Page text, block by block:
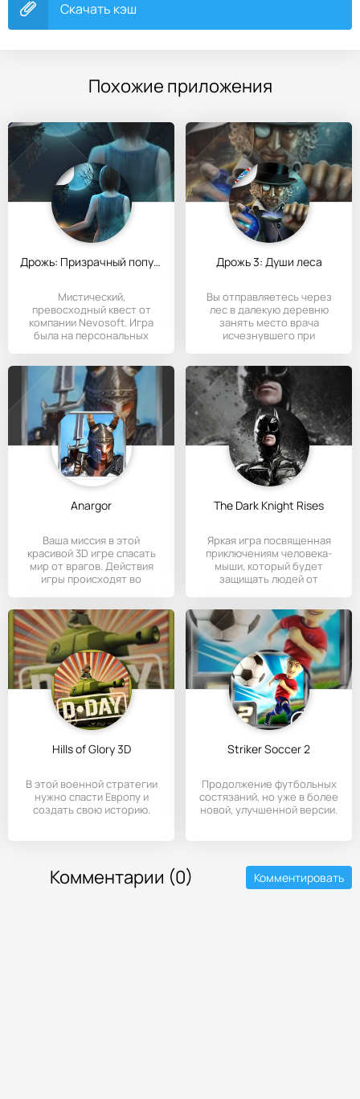
Скачать кэш
Похожие приложения
Дрожь: Призрачный попутчик
Мистический,
превосходный квест от
компании Nevosoft. Игра
была на персональных
Дрожь 3: Души леса
Вы отправляетесь через
лес в далекую деревню
занять место врача
исчезнувшего при
Anargor
Ваша миссия в этой
красивой 3D игре спасать
мир от врагов. Действия
игры происходят во
The Dark Knight Rises
Яркая игра посвященная
приключениям человека-
мыши, который будет
защищать людей от
Hills of Glory 3D
В этой военной стратегии
нужно спасти Европу и
создать свою историю.
Striker Soccer 2
Продолжение футбольных
состязаний, но уже в более
новой, улучшенной версии.
Комментарии (0) Комментировать